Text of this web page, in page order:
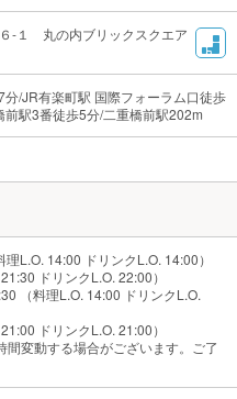
-１ 丸の内ブリックスクエア
/JR有楽町駅 国際フォーラム口徒歩
駅3番徒歩5分/二重橋前駅202m
L.O. 14:00 ドリンクL.O. 14:00）
ドリンクL.O. 22:00）
（料理L.O. 14:00 ドリンクL.O.
ドリンクL.O. 21:00）
間変動する場合がございます。ご了